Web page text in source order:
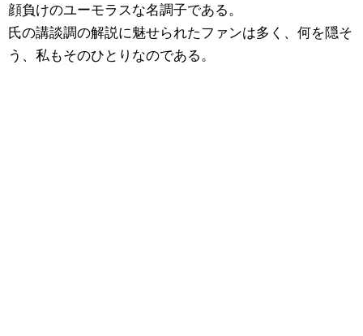
顔負けのユーモラスな名調子である。
氏の講談調の解説に魅せられたファンは多く、何を隠そ
う、私もそのひとりなのである。